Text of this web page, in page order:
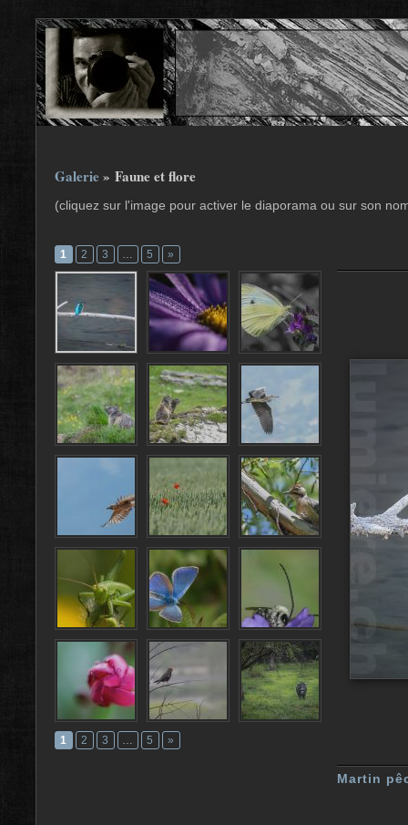
Galerie» Faune et flore
(cliquez sur l'image pour activer le diaporama ou sur son
Martin
1 2 3 … 5 »
1 2 3 … 5 »